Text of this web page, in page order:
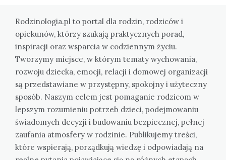
Rodzinologia.pl to portal dla rodzin, rodziców i
opiekunów, którzy szukają praktycznych porad,
inspiracji oraz wsparcia w codziennym życiu.
Tworzymy miejsce, w którym tematy wychowania,
rozwoju dziecka, emocji, relacji i domowej organizacji
są przedstawiane w przystępny, spokojny i użyteczny
sposób. Naszym celem jest pomaganie rodzicom w
lepszym rozumieniu potrzeb dzieci, podejmowaniu
świadomych decyzji i budowaniu bezpiecznej, pełnej
zaufania atmosfery w rodzinie. Publikujemy treści,
które wspierają, porządkują wiedzę i odpowiadają na